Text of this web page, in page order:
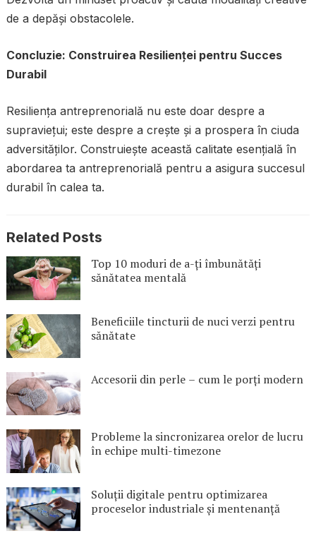
de a depăși obstacolele.
Concluzie: Construirea Resilienței pentru Succes
Durabil
Resiliența antreprenorială nu este doar despre a
supraviețui; este despre a crește și a prospera în ciuda
adversităților. Construiește această calitate esențială în
abordarea ta antreprenorială pentru a asigura succesul
durabil în calea ta.
Related Posts
Top 10 moduri de a-ți îmbunătăți
sănătatea mentală
Beneficiile tincturii de nuci verzi pentru
sănătate
Accesorii din perle – cum le porți modern
Probleme la sincronizarea orelor de lucru
în echipe multi-timezone
Soluții digitale pentru optimizarea
proceselor industriale și mentenanță